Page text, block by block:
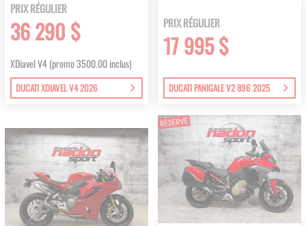
PRIX RÉGULIER
36 290 $
XDiavel V4 (promo 3500.00 inclus)
DUCATI XDIAVEL V4 2026
PRIX RÉGULIER
17 995 $
DUCATI PANIGALE V2 896 2025